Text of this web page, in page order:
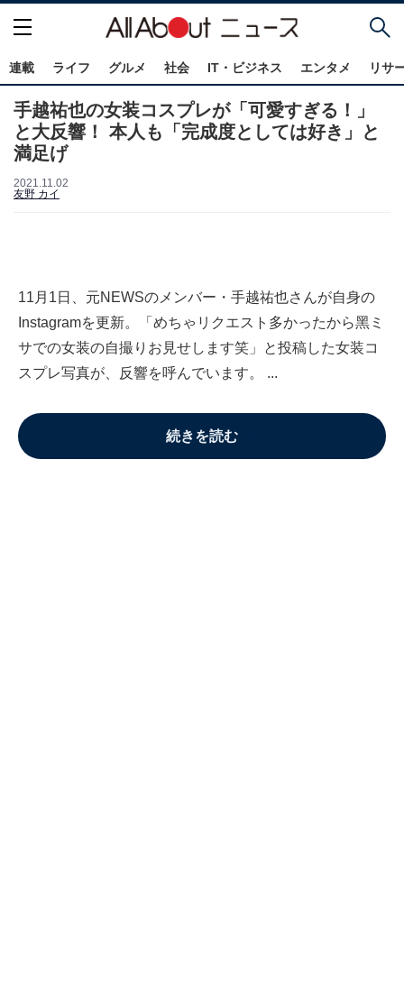
連載 ライフ グルメ 社会 IT・ビジネス エンタメ リサ
手越祐也の女装コスプレが「可愛すぎる！」
と大反響！ 本人も「完成度としては好き」と
満足げ
2021.11.02
友野 カイ
11月1日、元NEWSのメンバー・手越祐也さんが自身の
Instagramを更新。「めちゃリクエスト多かったから黑ミ
サでの女装の自撮りお見せします笑」と投稿した女装コ
スプレ写真が、反響を呼んでいます。 ...
続きを読む